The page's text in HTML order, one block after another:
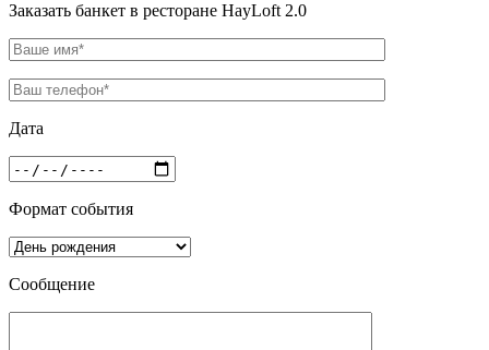
Заказать банкет в ресторане HayLoft 2.0
Дата
Формат события
Сообщение